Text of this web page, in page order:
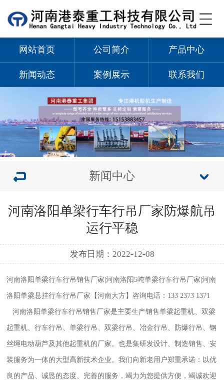
网站首页 公司简介 产品中心
新闻动态 案例展示 联系我们
新闻中心
河南洛阳单梁行车行吊厂家防爆航吊
运行平稳
发布日期：2022-12-08
河南洛阳单梁行车行吊销售厂家|河南洛阳5吨单梁行车行吊厂家|河南
洛阳单梁悬挂行车行吊厂家【河南大方】咨询电话：133 2373 1371
河南洛阳单梁行车行吊销售厂家是主要生产销售单梁起重机、双梁
起重机、行车行吊、单梁行吊、双梁行吊、冶金行吊、防爆行吊、钢
丝绳电动葫芦及其他起重机的厂家。也是集研发设计、制造销售、安
装服务为一体的大型高新技术企业。我们向新老用户郑重承诺：以优
良的产品、诚恳的态度、完善的服务，竭力为您提供方便，竭诚欢迎